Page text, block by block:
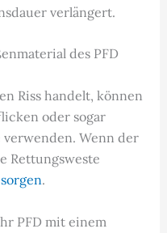
verlängert.
des PFD
Riss handelt, können
oder sogar
verwenden. Wenn der
Rettungsweste
.
PFD mit einem